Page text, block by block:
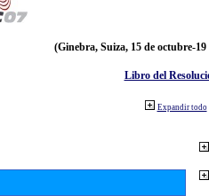
(Ginebra, Suiza, 15 de octubre-19
Libro del
Expandir todo